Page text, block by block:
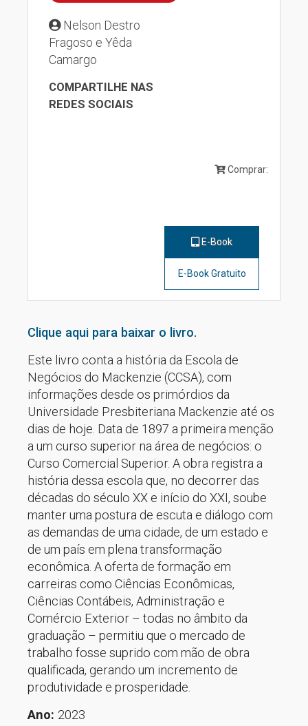
Nelson Destro
Fragoso e Yêda
Camargo
COMPARTILHE NAS
REDES SOCIAIS
Comprar:
E-Book
E-Book Gratuito
Clique aqui para baixar o livro.
Este livro conta a história da Escola de
Negócios do Mackenzie (CCSA), com
informações desde os primórdios da
Universidade Presbiteriana Mackenzie até os
dias de hoje. Data de 1897 a primeira menção
a um curso superior na área de negócios: o
Curso Comercial Superior. A obra registra a
história dessa escola que, no decorrer das
décadas do século XX e início do XXI, soube
manter uma postura de escuta e diálogo com
as demandas de uma cidade, de um estado e
de um país em plena transformação
econômica. A oferta de formação em
carreiras como Ciências Econômicas,
Ciências Contábeis, Administração e
Comércio Exterior – todas no âmbito da
graduação – permitiu que o mercado de
trabalho fosse suprido com mão de obra
qualificada, gerando um incremento de
produtividade e prosperidade.
Ano: 2023